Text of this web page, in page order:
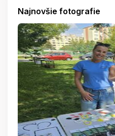
Najnovšie fotografie